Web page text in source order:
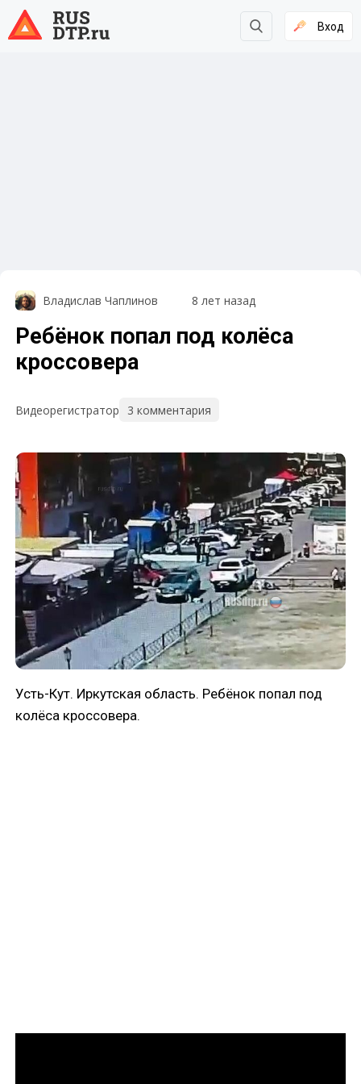
Вход
Владислав Чаплинов 8 лет назад
Ребёнок попал под колёса
кроссовера
Видеорегистратор 3 комментария
Усть-Кут. Иркутская область. Ребёнок попал под
колёса кроссовера.